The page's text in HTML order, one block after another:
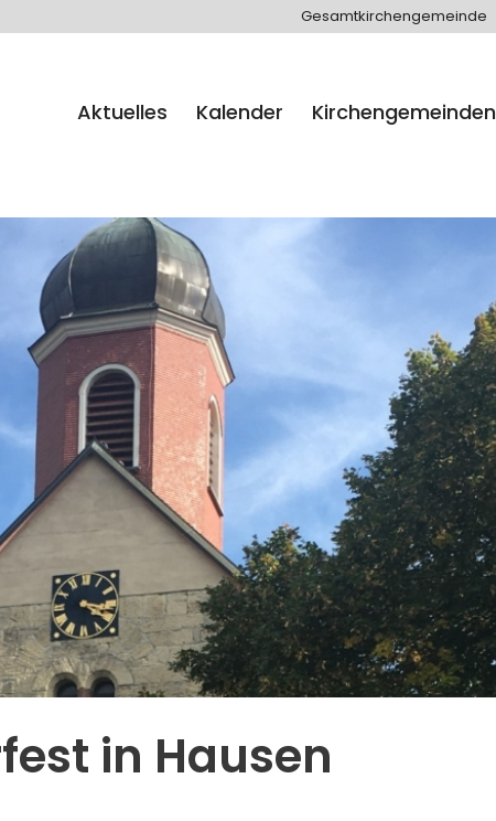
Gesamtkirchengemeinde
Aktuelles Kalender Kirchengemeinden
in Hausen